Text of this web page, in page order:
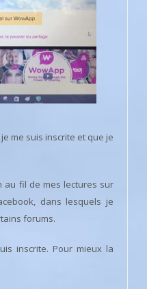
me suis inscrite et que je
au fil de mes lectures sur
dans lesquels je
forums.
inscrite. Pour mieux la